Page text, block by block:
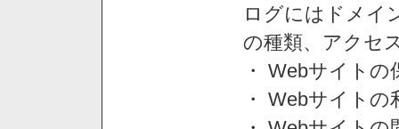
ログにはドメイ
の種類、アクセ
・ Webサイトの
・ Webサイト